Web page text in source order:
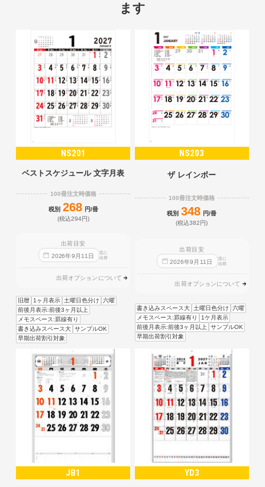
ます
NS201
ベストスケジュール 文字月表
100冊注文時価格
税別 268 円/冊
(税込294円)
出荷目安
2026年9 月11 日
迄に
出荷
出荷オプションについて
旧暦 1ヶ月表示 土曜日色分け
六曜
前後月表示:前後3ヶ月以上
メモスペース:罫線有り
書き込みスペース大 サンプルOK
早期出荷割引対象
NS203
ザ レインボー
100冊注文時価格
税別 348 円/冊
(税込382円)
出荷目安
2026年9 月 11 日
迄に
出荷
出荷オプションについて
書き込みスペース大 土曜日色分け
六曜
メモスペース:罫線有り
1ケ月表示
前後月表示:前後3ヶ月以上
サンプルOK
早期出荷割引対象
JB1 YD3